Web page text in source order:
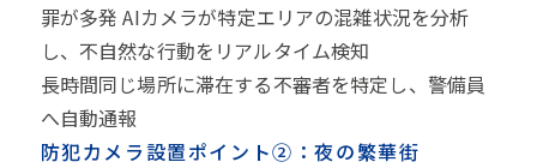
罪が多発 AIカメラが特定エリアの混雑状況を分析
し、不自然な行動をリアルタイム検知
長時間同じ場所に滞在する不審者を特定し、警備員
へ自動通報
防犯カメラ設置ポイント②：夜の繁華街